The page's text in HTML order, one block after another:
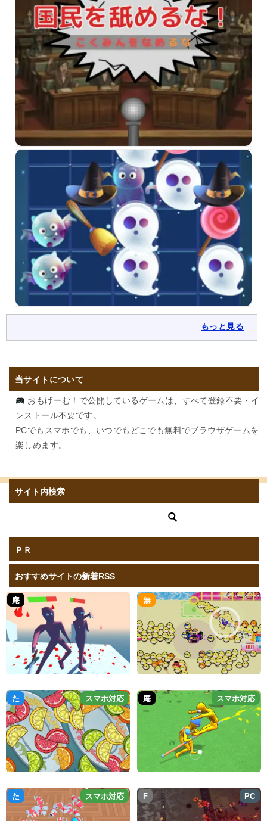
もっと見る
当サイトについて
おもげーむ！で公開しているゲームは、すべて登録不要・イ
ンストール不要です。
PCでもスマホでも、いつでもどこでも無料でブラウザゲームを
楽しめます。
サイト内検索
ＰＲ
おすすめサイトの新着RSS
庵 無
た スマホ対応 庵 スマホ対応
た スマホ対応 F PC